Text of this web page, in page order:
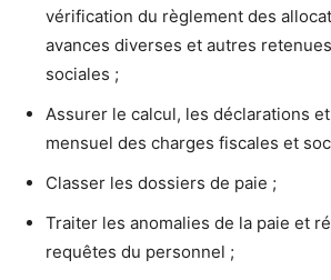
vérification du règlement des
avances diverses et autres
sociales ;
Assurer le calcul, les déclarations
mensuel des charges fiscales et
Classer les dossiers de paie ;
Traiter les anomalies de la paie et
requêtes du personnel ;